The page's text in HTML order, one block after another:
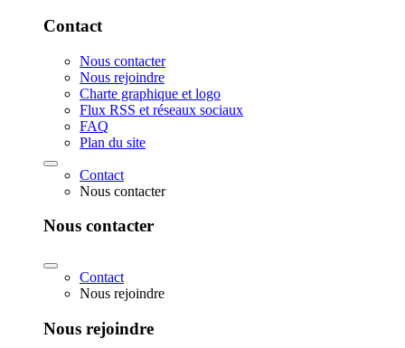
Contact
Nous contacter
Nous rejoindre
Charte graphique et logo
Flux RSS et réseaux sociaux
FAQ
Plan du site
Contact
Nous contacter
Nous contacter
Contact
Nous rejoindre
Nous rejoindre